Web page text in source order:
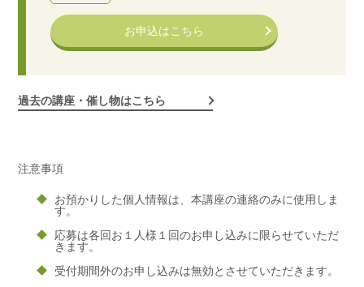
お申込はこちら
過去の講座・催し物はこちら
注意事項
お預かりした個人情報は、本講座の連絡のみに使用しま
す。
応募は各回お１人様１回のお申し込みに限らせていただ
きます。
受付期間外のお申し込みは無効とさせていただきます。